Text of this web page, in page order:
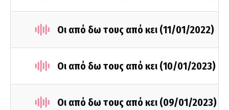
Οι από δω τους από κει (11/01/2022)
Οι από δω τους από κει (10/01/2023)
Οι από δω τους από κει (09/01/2023)